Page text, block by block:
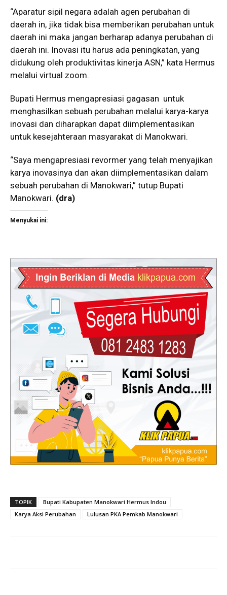
“Aparatur sipil negara adalah agen perubahan di
daerah in, jika tidak bisa memberikan perubahan untuk
daerah ini maka jangan berharap adanya perubahan di
daerah ini. Inovasi itu harus ada peningkatan, yang
didukung oleh produktivitas kinerja ASN,” kata Hermus
melalui virtual zoom.
Bupati Hermus mengapresiasi gagasan untuk
menghasilkan sebuah perubahan melalui karya-karya
inovasi dan diharapkan dapat diimplementasikan
untuk kesejahteraan masyarakat di Manokwari.
“Saya mengapresiasi revormer yang telah menyajikan
karya inovasinya dan akan diimplementasikan dalam
sebuah perubahan di Manokwari,” tutup Bupati
Manokwari. (dra)
Menyukai ini:
TOPIK
Bupati Kabupaten Manokwari Hermus Indou
Karya Aksi Perubahan
Lulusan PKA Pemkab Manokwari